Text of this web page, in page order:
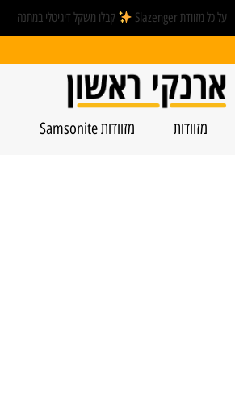
על כל מזוודת Slazenger קבלו משקל דיגיטלי במתנה
מזוודות מזוודות Samsonite